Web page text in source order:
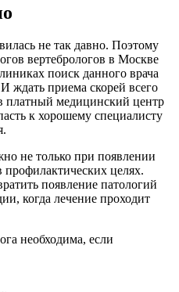
не так давно. Поэтому
вертебрологов в Москве
поиск данного врача
ждать приема скорей всего
платный медицинский центр
к хорошему специалисту
не только при появлении
целях.
появление патологий
когда лечение проходит
необходима, если